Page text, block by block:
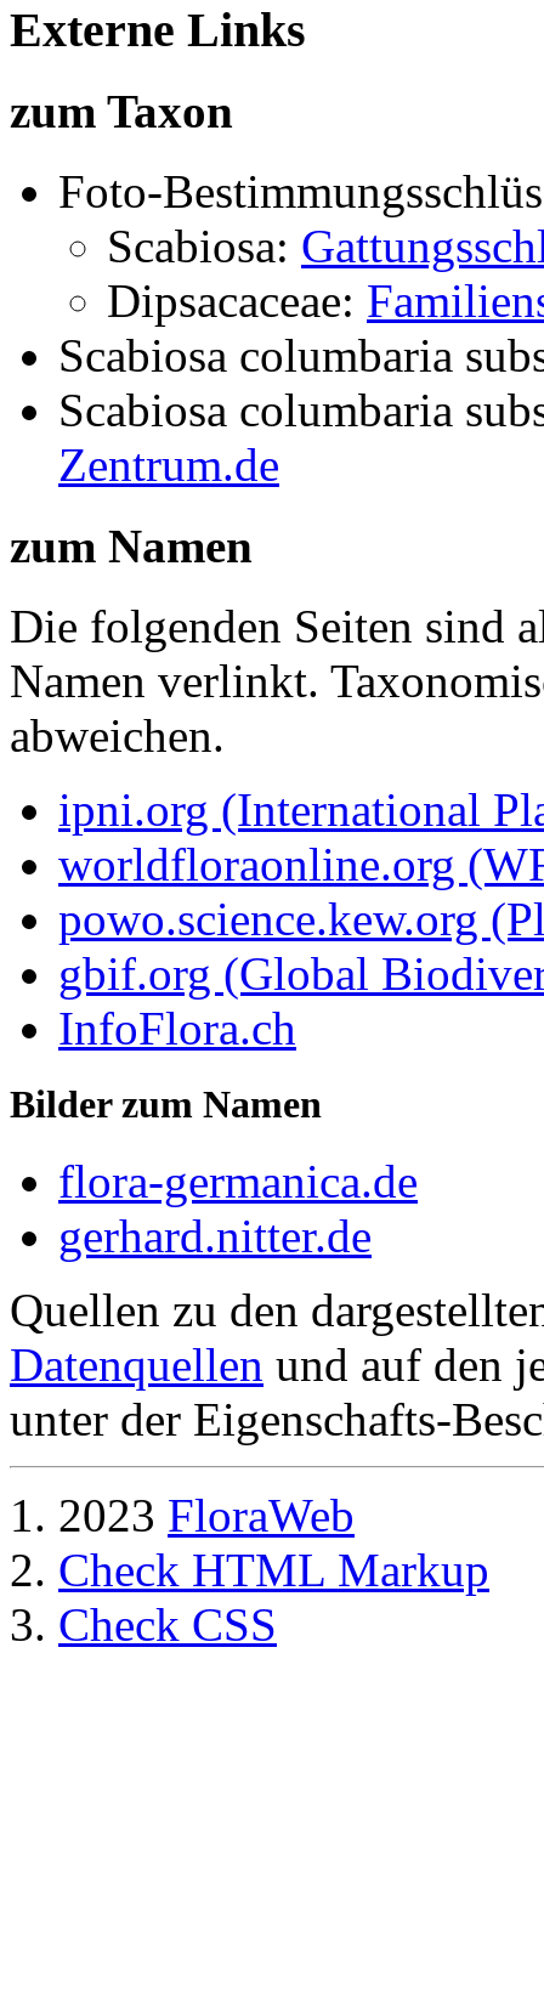
Externe Links
zum Taxon
Foto-
Scabiosa:
Dipsacaceae:
Scabiosa columbaria
Scabiosa columbaria
Zentrum.de
zum Namen
Die folgenden Seiten sind
Namen verlinkt.
abweichen.
ipni.org (International
worldfloraonline.org
powo.science.kew.org
gbif.org (Global
InfoFlora.ch
Bilder zum Namen
flora-germanica.de
gerhard.nitter.de
Quellen zu den
Datenquellen und auf den
unter der Eigenschafts-
2023 FloraWeb
Check HTML Markup
Check CSS